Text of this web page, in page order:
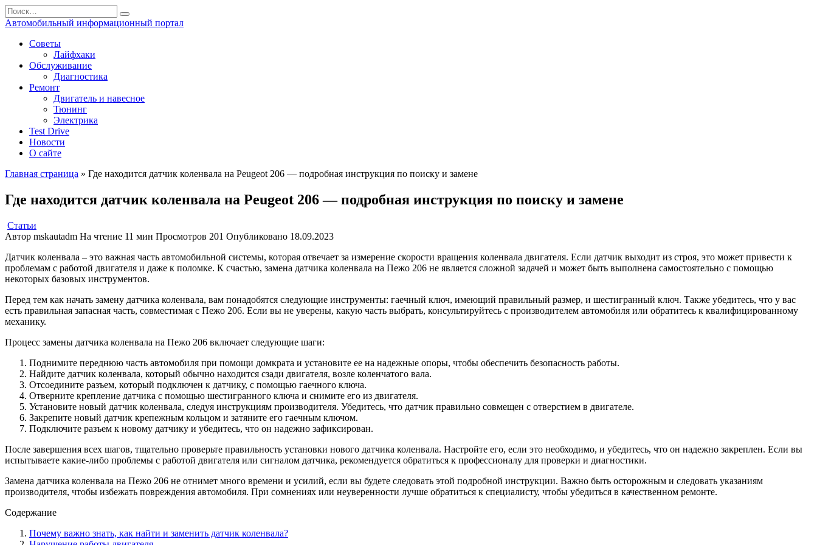
Перейти
к
Search
for:
Автомобильный информационный портал
Советы
Лайфхаки
Обслуживание
Диагностика
Ремонт
Двигатель и навесное
Тюнинг
Электрика
Test Drive
Новости
О сайте
Главная страница » Где находится датчик коленвала на Peugeot 206 — подробная инструкция по поиску и замене
Где находится датчик коленвала на Peugeot 206 — подробная инструкция по поиску и замене
Статьи
Автор mskautadm На чтение 11 мин Просмотров 201 Опубликовано 18.09.2023
Датчик коленвала – это важная часть автомобильной системы, которая отвечает за измерение скорости вращения коленвала двигателя. Если датчик выходит из строя, это может привести к
проблемам с работой двигателя и даже к поломке. К счастью, замена датчика коленвала на Пежо 206 не является сложной задачей и может быть выполнена самостоятельно с помощью
некоторых базовых инструментов.
Перед тем как начать замену датчика коленвала, вам понадобятся следующие инструменты: гаечный ключ, имеющий правильный размер, и шестигранный ключ. Также убедитесь, что у вас
есть правильная запасная часть, совместимая с Пежо 206. Если вы не уверены, какую часть выбрать, консультируйтесь с производителем автомобиля или обратитесь к квалифицированному
механику.
Процесс замены датчика коленвала на Пежо 206 включает следующие шаги:
Поднимите переднюю часть автомобиля при помощи домкрата и установите ее на надежные опоры, чтобы обеспечить безопасность работы.
Найдите датчик коленвала, который обычно находится сзади двигателя, возле коленчатого вала.
Отсоедините разъем, который подключен к датчику, с помощью гаечного ключа.
Отверните крепление датчика с помощью шестигранного ключа и снимите его из двигателя.
Установите новый датчик коленвала, следуя инструкциям производителя. Убедитесь, что датчик правильно совмещен с отверстием в двигателе.
Закрепите новый датчик крепежным кольцом и затяните его гаечным ключом.
Подключите разъем к новому датчику и убедитесь, что он надежно зафиксирован.
После завершения всех шагов, тщательно проверьте правильность установки нового датчика коленвала. Настройте его, если это необходимо, и убедитесь, что он надежно закреплен. Если вы
испытываете какие-либо проблемы с работой двигателя или сигналом датчика, рекомендуется обратиться к профессионалу для проверки и диагностики.
Замена датчика коленвала на Пежо 206 не отнимет много времени и усилий, если вы будете следовать этой подробной инструкции. Важно быть осторожным и следовать указаниям
производителя, чтобы избежать повреждения автомобиля. При сомнениях или неуверенности лучше обратиться к специалисту, чтобы убедиться в качественном ремонте.
Содержание
Почему важно знать, как найти и заменить датчик коленвала?